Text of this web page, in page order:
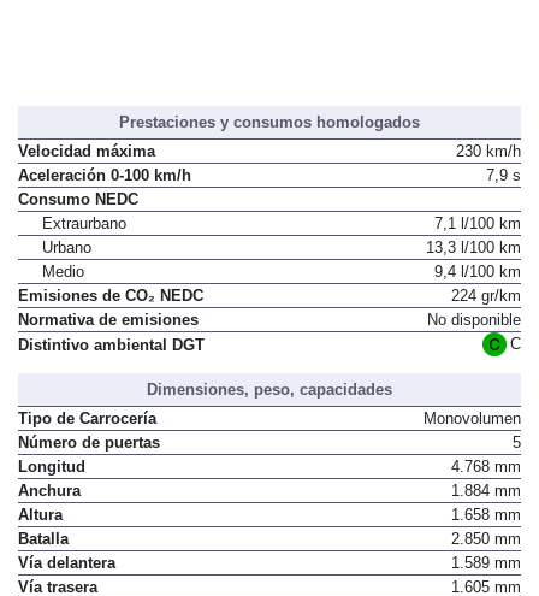
Prestaciones y consumos homologados
Velocidad máxima
230 km/h
Aceleración 0-100 km/h
7,9 s
Consumo NEDC
Extraurbano
7,1 l/100 km
Urbano
13,3 l/100 km
Medio
9,4 l/100 km
Emisiones de CO₂ NEDC
224 gr/km
Normativa de emisiones
No disponible
Distintivo ambiental DGT
C
Dimensiones, peso, capacidades
Tipo de Carrocería
Monovolumen
Número de puertas
5
Longitud
4.768 mm
Anchura
1.884 mm
Altura
1.658 mm
Batalla
2.850 mm
Vía delantera
1.589 mm
Vía trasera
1.605 mm